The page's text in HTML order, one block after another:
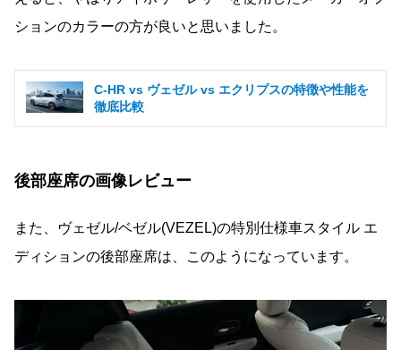
ションのカラーの方が良いと思いました。
C-HR vs ヴェゼル vs エクリプスの特徴や性能を
徹底比較
後部座席の画像レビュー
また、ヴェゼル/ベゼル(VEZEL)の特別仕様車スタイル エ
ディションの後部座席は、このようになっています。